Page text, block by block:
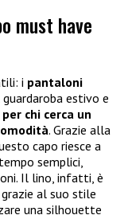
must have
i pantaloni
estivo e
chi cerca un
. Grazie alla
capo riesce a
semplici,
Il lino, infatti, è
al suo stile
una silhouette